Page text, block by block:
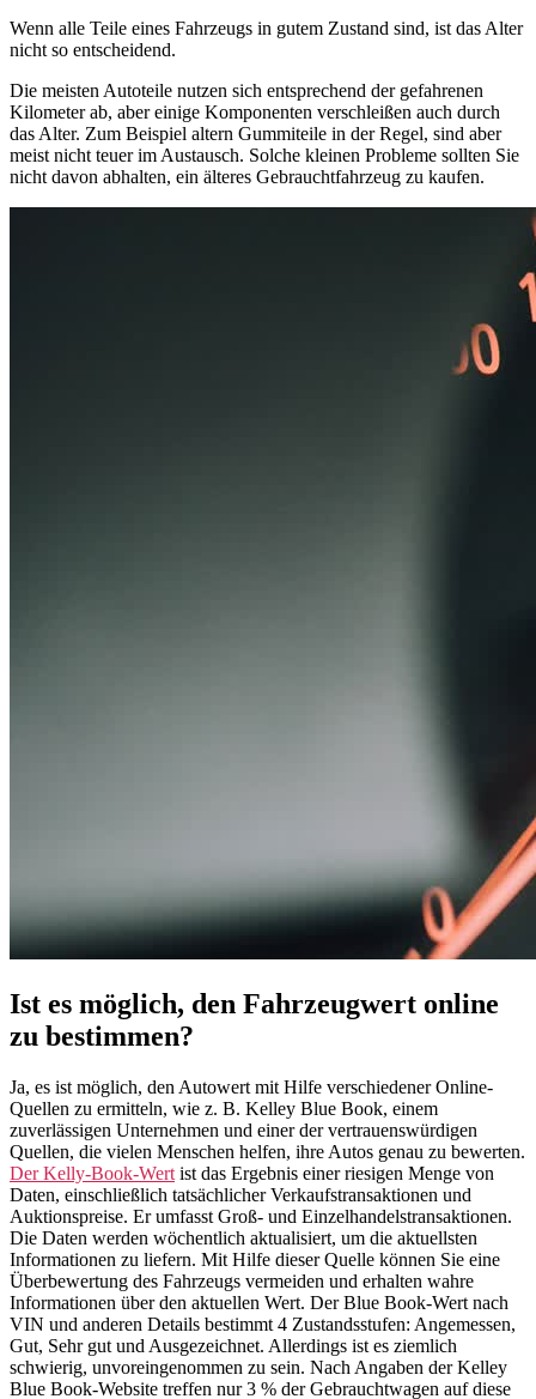
Wenn alle Teile eines Fahrzeugs in gutem Zustand sind, ist das Alter
nicht so entscheidend.
Die meisten Autoteile nutzen sich entsprechend der gefahrenen
Kilometer ab, aber einige Komponenten verschleißen auch durch
das Alter. Zum Beispiel altern Gummiteile in der Regel, sind aber
meist nicht teuer im Austausch. Solche kleinen Probleme sollten Sie
nicht davon abhalten, ein älteres Gebrauchtfahrzeug zu kaufen.
Ist es möglich, den Fahrzeugwert online
zu bestimmen?
Ja, es ist möglich, den Autowert mit Hilfe verschiedener Online-
Quellen zu ermitteln, wie z. B. Kelley Blue Book, einem
zuverlässigen Unternehmen und einer der vertrauenswürdigen
Quellen, die vielen Menschen helfen, ihre Autos genau zu bewerten.
Der Kelly-Book-Wert ist das Ergebnis einer riesigen Menge von
Daten, einschließlich tatsächlicher Verkaufstransaktionen und
Auktionspreise. Er umfasst Groß- und Einzelhandelstransaktionen.
Die Daten werden wöchentlich aktualisiert, um die aktuellsten
Informationen zu liefern. Mit Hilfe dieser Quelle können Sie eine
Überbewertung des Fahrzeugs vermeiden und erhalten wahre
Informationen über den aktuellen Wert. Der Blue Book-Wert nach
VIN und anderen Details bestimmt 4 Zustandsstufen: Angemessen,
Gut, Sehr gut und Ausgezeichnet. Allerdings ist es ziemlich
schwierig, unvoreingenommen zu sein. Nach Angaben der Kelley
Blue Book-Website treffen nur 3 % der Gebrauchtwagen auf diese